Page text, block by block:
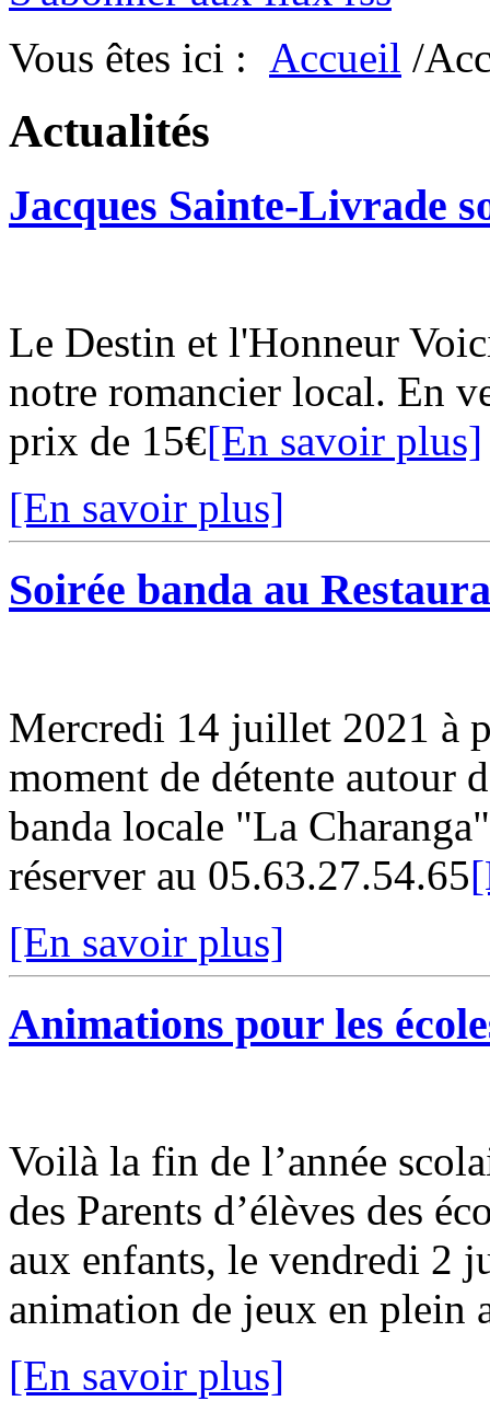
Vous êtes ici : Accueil /
Actualités
Jacques Sainte-Livrade
Le Destin et l'Honneur
notre romancier local. En
prix de 15€[En savoir plus]
[En savoir plus]
Soirée banda au
Mercredi 14 juillet 2021 à
moment de détente autour
banda locale "La
réserver au 05.63.27.54.65
[En savoir plus]
Animations pour les
Voilà la fin de l’année
des Parents d’élèves des
aux enfants, le vendredi 2
animation de jeux en plein
[En savoir plus]